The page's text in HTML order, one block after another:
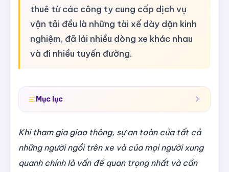
thuê từ các công ty cung cấp dịch vụ
vận tải đều là những tài xế dày dặn kinh
nghiệm, đã lái nhiều dòng xe khác nhau
và đi nhiều tuyến đường.
Mục lục
Khi tham gia giao thông, sự an toàn của tất cả
những người ngồi trên xe và của mọi người xung
quanh chính là vấn đề quan trọng nhất và cần